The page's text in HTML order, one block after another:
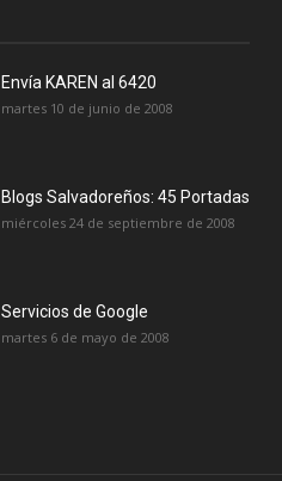
Envía KAREN al 6420
martes 10 de junio de 2008
Blogs Salvadoreños: 45 Portadas
miércoles 24 de septiembre de 2008
Servicios de Google
martes 6 de mayo de 2008